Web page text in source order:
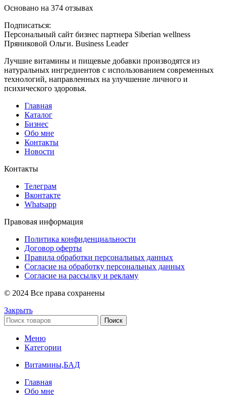
Основано на 374 отзывах
Подписаться:
Персональный сайт бизнес партнера Siberian wellness
Пряниковой Ольги. Business Leader
Лучшие витамины и пищевые добавки производятся из
натуральных ингредиентов с использованием современных
технологий, направленных на улучшение личного и
психического здоровья.
Главная
Каталог
Бизнес
Обо мне
Контакты
Новости
Контакты
Телеграм
Вконтакте
Whatsapp
Правовая информация
Политика конфиденциальности
Договор оферты
Правила обработки персональных данных
Согласие на обработку персональных данных
Согласие на рассылку и рекламу
© 2024 Все права сохранены
Закрыть
Поиск
Меню
Категории
Витамины,БАД
Главная
Обо мне